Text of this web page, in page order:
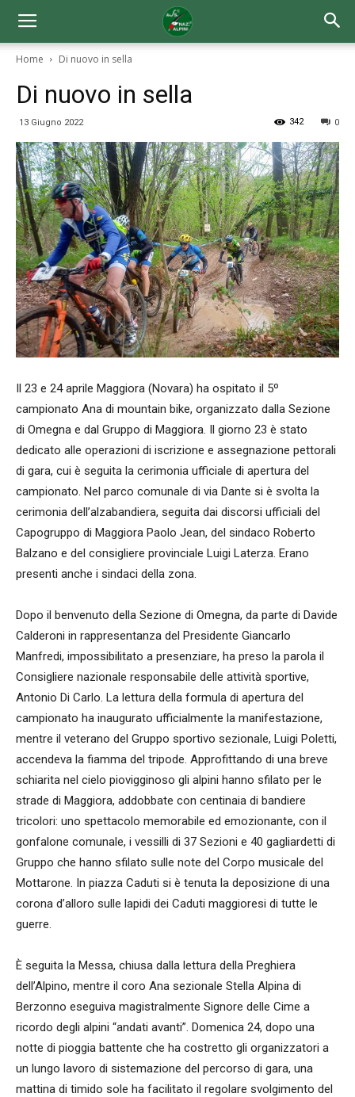
Home Di nuovo in sella
Di nuovo in sella
13 Giugno 2022 0
342
Il 23 e 24 aprile Maggiora (Novara) ha ospitato il 5º
campionato Ana di mountain bike, organizzato dalla Sezione
di Omegna e dal Gruppo di Maggiora. Il giorno 23 è stato
dedicato alle operazioni di iscrizione e assegnazione pettorali
di gara, cui è seguita la cerimonia ufficiale di apertura del
campionato. Nel parco comunale di via Dante si è svolta la
cerimonia dell’alzabandiera, seguita dai discorsi ufficiali del
Capogruppo di Maggiora Paolo Jean, del sindaco Roberto
Balzano e del consigliere provinciale Luigi Laterza. Erano
presenti anche i sindaci della zona.
Dopo il benvenuto della Sezione di Omegna, da parte di Davide
Calderoni in rappresentanza del Presidente Giancarlo
Manfredi, impossibilitato a presenziare, ha preso la parola il
Consigliere nazionale responsabile delle attività sportive,
Antonio Di Carlo. La lettura della formula di apertura del
campionato ha inaugurato ufficialmente la manifestazione,
mentre il veterano del Gruppo sportivo sezionale, Luigi Poletti,
accendeva la fiamma del tripode. Approfittando di una breve
schiarita nel cielo piovigginoso gli alpini hanno sfilato per le
strade di Maggiora, addobbate con centinaia di bandiere
tricolori: uno spettacolo memorabile ed emozionante, con il
gonfalone comunale, i vessilli di 37 Sezioni e 40 gagliardetti di
Gruppo che hanno sfilato sulle note del Corpo musicale del
Mottarone. In piazza Caduti si è tenuta la deposizione di una
corona d’alloro sulle lapidi dei Caduti maggioresi di tutte le
guerre.
È seguita la Messa, chiusa dalla lettura della Preghiera
dell’Alpino, mentre il coro Ana sezionale Stella Alpina di
Berzonno eseguiva magistralmente Signore delle Cime a
ricordo degli alpini “andati avanti”. Domenica 24, dopo una
notte di pioggia battente che ha costretto gli organizzatori a
un lungo lavoro di sistemazione del percorso di gara, una
mattina di timido sole ha facilitato il regolare svolgimento del